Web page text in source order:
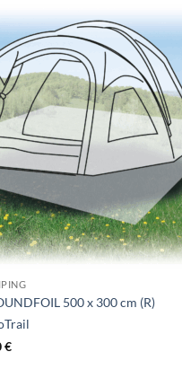
500 x 300 cm (R)
€